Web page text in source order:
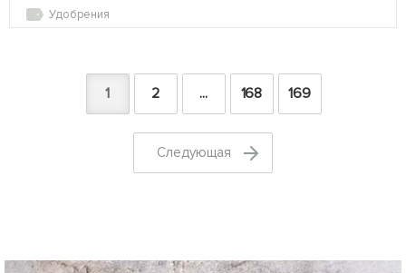
Удобрения
1 2 ... 168 169
Cледующая